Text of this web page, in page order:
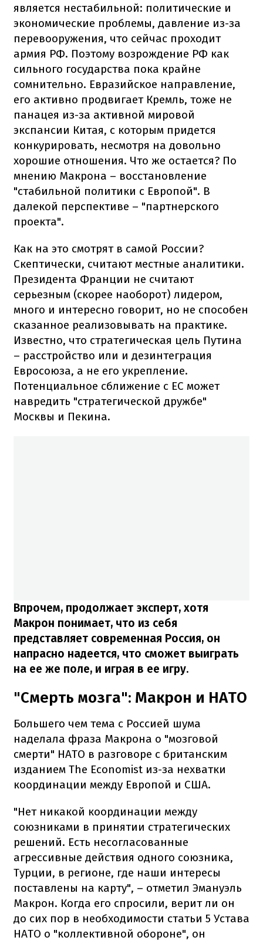
является нестабильной: политические и
экономические проблемы, давление из-за
перевооружения, что сейчас проходит
армия РФ. Поэтому возрождение РФ как
сильного государства пока крайне
сомнительно. Евразийское направление,
его активно продвигает Кремль, тоже не
панацея из-за активной мировой
экспансии Китая, с которым придется
конкурировать, несмотря на довольно
хорошие отношения. Что же остается? По
мнению Макрона – восстановление
"стабильной политики с Европой". В
далекой перспективе – "партнерского
проекта".
Как на это смотрят в самой России?
Скептически, считают местные аналитики.
Президента Франции не считают
серьезным (скорее наоборот) лидером,
много и интересно говорит, но не способен
сказанное реализовывать на практике.
Известно, что стратегическая цель Путина
– расстройство или и дезинтеграция
Евросоюза, а не его укрепление.
Потенциальное сближение с ЕС может
навредить "стратегической дружбе"
Москвы и Пекина.
Впрочем, продолжает эксперт, хотя
Макрон понимает, что из себя
представляет современная Россия, он
напрасно надеется, что сможет выиграть
на ее же поле, и играя в ее игру.
"Смерть мозга": Макрон и НАТО
Большего чем тема с Россией шума
наделала фраза Макрона о "мозговой
смерти" НАТО в разговоре с британским
изданием The Economist из-за нехватки
координации между Европой и США.
"Нет никакой координации между
союзниками в принятии стратегических
решений. Есть несогласованные
агрессивные действия одного союзника,
Турции, в регионе, где наши интересы
поставлены на карту", – отметил Эмануэль
Макрон. Когда его спросили, верит ли он
до сих пор в необходимости статьи 5 Устава
НАТО о "коллективной обороне", он